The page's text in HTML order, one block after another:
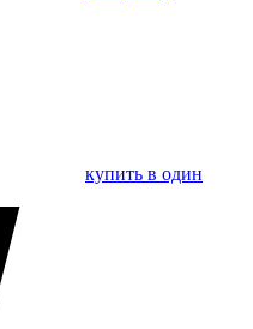
купить в один